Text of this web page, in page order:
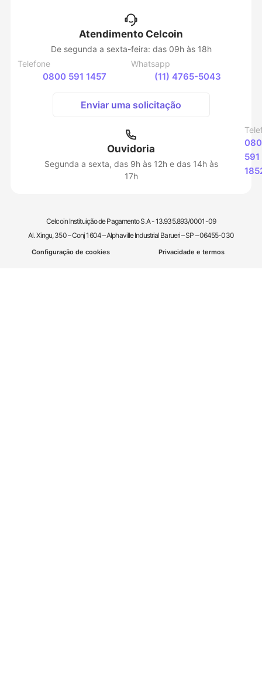
Atendimento Celcoin
De segunda a sexta-feira: das 09h às 18h
Telefone
0800 591 1457
Whatsapp
(11) 4765-5043
Enviar uma solicitação
Ouvidoria
Segunda a sexta, das 9h às 12h e das 14h às
17h
591
Celcoin Instituição de Pagamento S.A - 13.935.893/0001-09
Al. Xingu, 350 – Conj 1604 – Alphaville Industrial Barueri – SP – 06455-030
Configuração de cookies Privacidade e termos